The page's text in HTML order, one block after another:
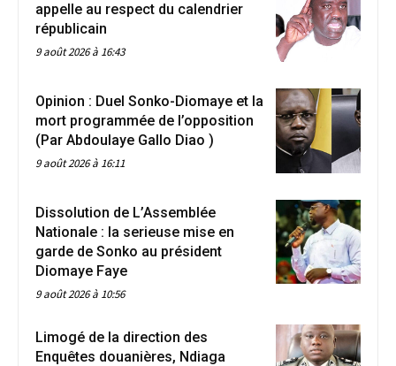
appelle au respect du calendrier
républicain
9 août 2026 à 16:43
Opinion : Duel Sonko-Diomaye et la
mort programmée de l’opposition
(Par Abdoulaye Gallo Diao )
9 août 2026 à 16:11
Dissolution de L’Assemblée
Nationale : la serieuse mise en
garde de Sonko au président
Diomaye Faye
9 août 2026 à 10:56
Limogé de la direction des
Enquêtes douanières, Ndiaga